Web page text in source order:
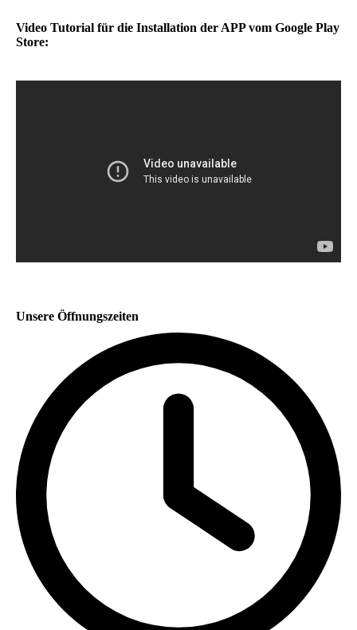
Video Tutorial für die Installation der APP vom Google Play
Store:
Unsere Öffnungszeiten